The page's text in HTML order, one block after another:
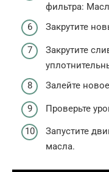
фильтра:
Закрутите
Закрутите
Залейте
Проверьте
Запустите
масла.